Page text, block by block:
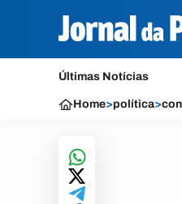
Últimas Notícias
Home>política>